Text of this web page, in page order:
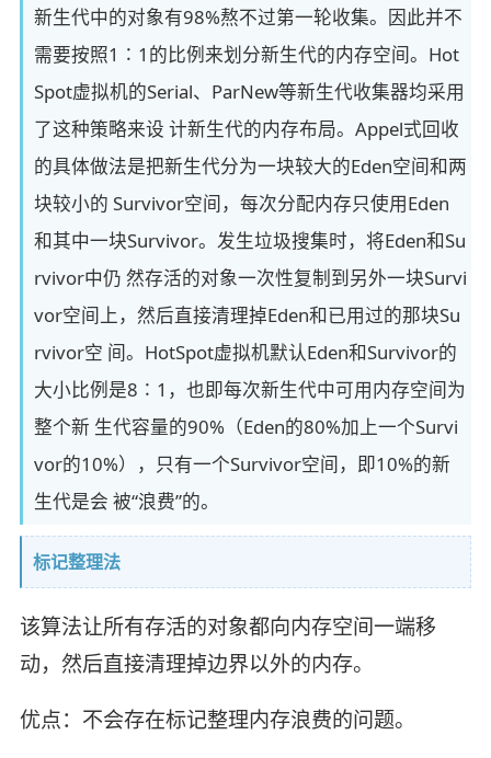
新生代中的对象有98%熬不过第一轮收集。因此并不
需要按照1∶1的比例来划分新生代的内存空间。Hot
Spot虚拟机的Serial、ParNew等新生代收集器均采用
了这种策略来设 计新生代的内存布局。Appel式回收
的具体做法是把新生代分为一块较大的Eden空间和两
块较小的 Survivor空间，每次分配内存只使用Eden
和其中一块Survivor。发生垃圾搜集时，将Eden和Su
rvivor中仍 然存活的对象一次性复制到另外一块Survi
vor空间上，然后直接清理掉Eden和已用过的那块Su
rvivor空 间。HotSpot虚拟机默认Eden和Survivor的
大小比例是8∶1，也即每次新生代中可用内存空间为
整个新 生代容量的90%（Eden的80%加上一个Survi
vor的10%），只有一个Survivor空间，即10%的新
生代是会 被“浪费”的。
标记整理法
该算法让所有存活的对象都向内存空间一端移
动，然后直接清理掉边界以外的内存。
优点：不会存在标记整理内存浪费的问题。